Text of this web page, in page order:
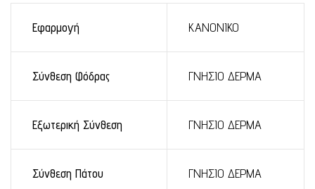
Εφαρμογή ΚΑΝΟΝΙΚΟ
Σύνθεση Φόδρας ΓΝΗΣΙΟ ΔΕΡΜΑ
Εξωτερική Σύνθεση ΓΝΗΣΙΟ ΔΕΡΜΑ
Σύνθεση Πάτου ΓΝΗΣΙΟ ΔΕΡΜΑ